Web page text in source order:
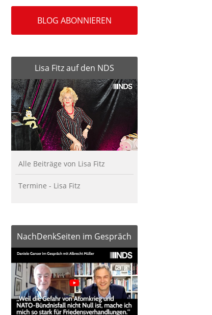
BLOG ABONNIEREN
Lisa Fitz auf den NDS
Alle Beiträge von Lisa Fitz
Termine - Lisa Fitz
NachDenkSeiten im Gespräch